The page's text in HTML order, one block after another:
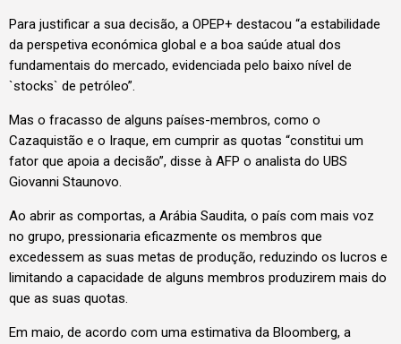
Para justificar a sua decisão, a OPEP+ destacou “a estabilidade
da perspetiva económica global e a boa saúde atual dos
fundamentais do mercado, evidenciada pelo baixo nível de
`stocks` de petróleo”.
Mas o fracasso de alguns países-membros, como o
Cazaquistão e o Iraque, em cumprir as quotas “constitui um
fator que apoia a decisão”, disse à AFP o analista do UBS
Giovanni Staunovo.
Ao abrir as comportas, a Arábia Saudita, o país com mais voz
no grupo, pressionaria eficazmente os membros que
excedessem as suas metas de produção, reduzindo os lucros e
limitando a capacidade de alguns membros produzirem mais do
que as suas quotas.
Em maio, de acordo com uma estimativa da Bloomberg, a